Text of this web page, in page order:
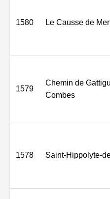
1580 Le Causse de
1579
Chemin de
Combes
1578 Saint-Hippolyte-